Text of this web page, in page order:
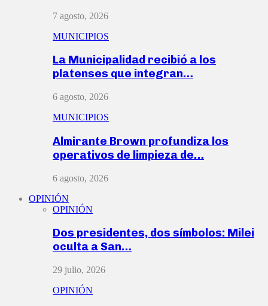
7 agosto, 2026
MUNICIPIOS
La Municipalidad recibió a los
platenses que integran…
6 agosto, 2026
MUNICIPIOS
Almirante Brown profundiza los
operativos de limpieza de…
6 agosto, 2026
OPINIÓN
OPINIÓN
Dos presidentes, dos símbolos: Milei
oculta a San…
29 julio, 2026
OPINIÓN